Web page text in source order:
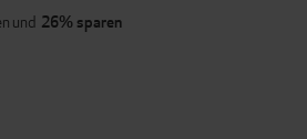
und 26% sparen